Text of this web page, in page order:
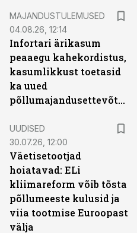
MAJANDUSTULEMUSED
04.08.26, 12:14
Infortari ärikasum
peaaegu kahekordistus,
kasumlikkust toetasid
ka uued
põllumajandusettevõtted
UUDISED
30.07.26, 12:00
Väetisetootjad
hoiatavad: ELi
kliimareform võib tõsta
põllumeeste kulusid ja
viia tootmise Euroopast
välja